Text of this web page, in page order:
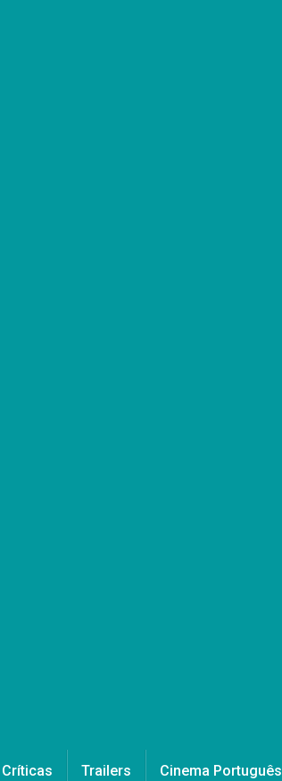
Críticas Trailers Cinema Português